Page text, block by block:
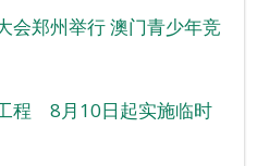
会郑州举行 澳门青少年竞
程 8月10日起实施临时